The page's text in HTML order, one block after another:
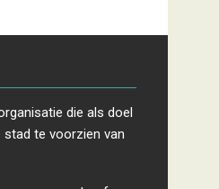
die als doel
te voorzien van